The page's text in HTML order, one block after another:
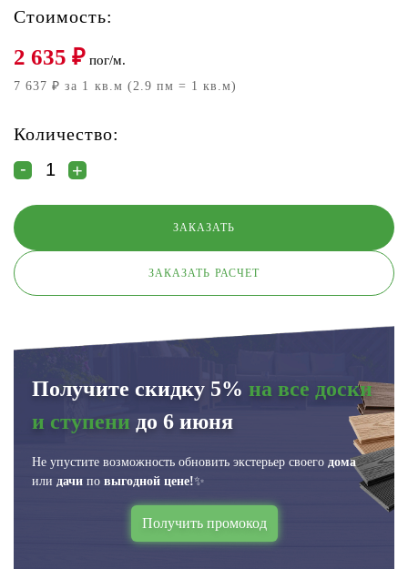
Стоимость:
2 635 ₽ пог/м.
7 637 ₽ за 1 кв.м (2.9 пм = 1 кв.м)
Количество:
ЗАКАЗАТЬ РАСЧЕТ
Получите скидку 5% на все доски
и ступени до 6 июня
Не упустите возможность обновить экстерьер своего дома
или дачи по выгодной цене!✨
Получить промокод